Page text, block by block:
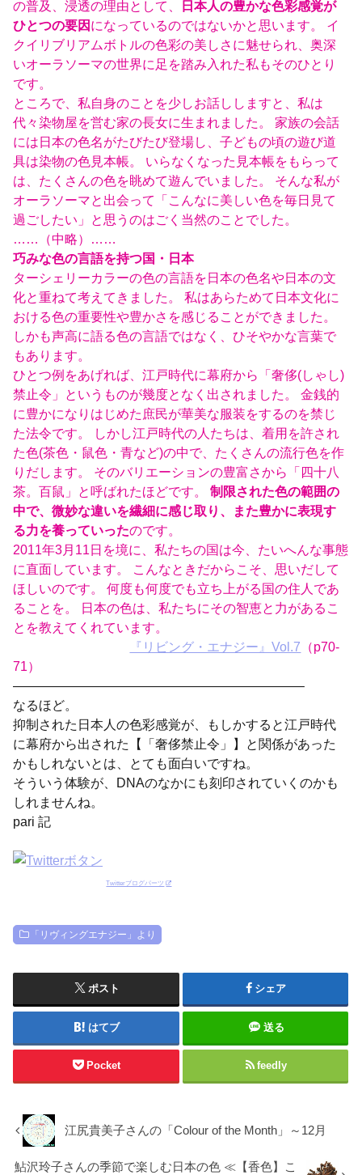
の普及、浸透の理由として、
日本人の豊かな色彩感覚が
ひとつの要因 になっているのではないかと思います。 イ
クイリブリアムボトルの色彩の美しさに魅せられ、奥深
いオーラソーマの世界に足を踏み入れた私もそのひとり
です。
ところで、私自身のことを少しお話ししますと、私は
代々染物屋を営む家の長女に生まれました。 家族の会話
には日本の色名がたびたび登場し、子どもの頃の遊び道
具は染物の色見本帳。 いらなくなった見本帳をもらって
は、たくさんの色を眺めて遊んでいました。 そんな私が
オーラソーマと出会って「こんなに美しい色を毎日見て
過ごしたい」と思うのはごく当然のことでした。
……（中略）……
巧みな色の言語を持つ国・日本
ターシェリーカラーの色の言語を日本の色名や日本の文
化と重ねて考えてきました。 私はあらためて日本文化に
おける色の重要性や豊かさを感じることができました。
しかも声高に語る色の言語ではなく、ひそやかな言葉で
もあります。
ひとつ例をあげれば、江戸時代に幕府から「奢侈(しゃし)
禁止令」というものが幾度となく出されました。 金銭的
に豊かになりはじめた庶民が華美な服装をするのを禁じ
た法令です。 しかし江戸時代の人たちは、着用を許され
た色(茶色・鼠色・青など)の中で、たくさんの流行色を作
りだします。 そのバリエーションの豊富さから「四十八
茶。百鼠」と呼ばれたほどです。制限された色の範囲の
中で、微妙な違いを繊細に感じ取り、また豊かに表現す
る力を養っていったのです。
2011年3月11日を境に、私たちの国は今、たいへんな事態
に直面しています。 こんなときだからこそ、思いだして
ほしいのです。 何度も何度でも立ち上がる国の住人であ
ることを。 日本の色は、私たちにその智恵と力があるこ
とを教えてくれています。
『リビング・エナジー』Vol.7 （p70-
71）
——————————————————————–
なるほど。
抑制された日本人の色彩感覚が、もしかすると江戸時代
に幕府から出された【「奢侈禁止令」】と関係があった
かもしれないとは、とても面白いですね。
そういう体験が、DNAのなかにも刻印されていくのかも
しれませんね。
pari 記
Twitterブログパーツ
「リヴィングエナジー」より
ポスト シェア
はてブ 送る
Pocket feedly
江尻貴美子さんの「Colour of the Month」～12月
鮎沢玲子さんの季節で楽しむ日本の色 ≪【香色】こ